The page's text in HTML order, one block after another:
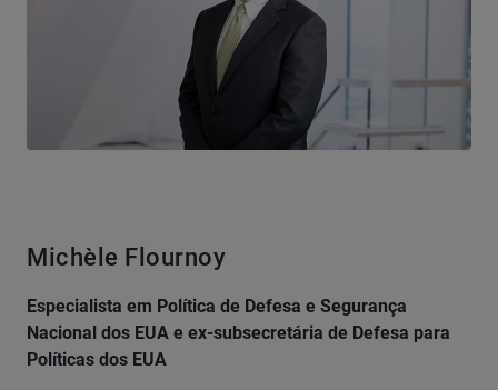
Michèle Flournoy
Especialista em Política de Defesa e Segurança
Nacional dos EUA e ex-subsecretária de Defesa para
Políticas dos EUA